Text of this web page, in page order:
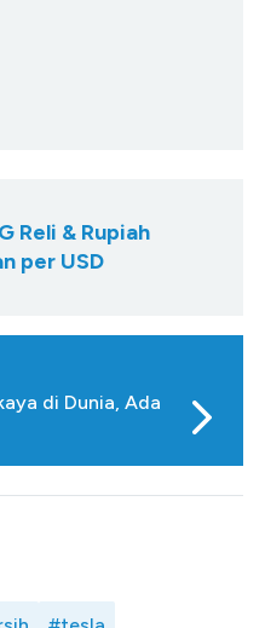
Reli & Rupiah
per USD
di Dunia, Ada